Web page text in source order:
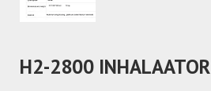
H2-2800 INHALAATOR